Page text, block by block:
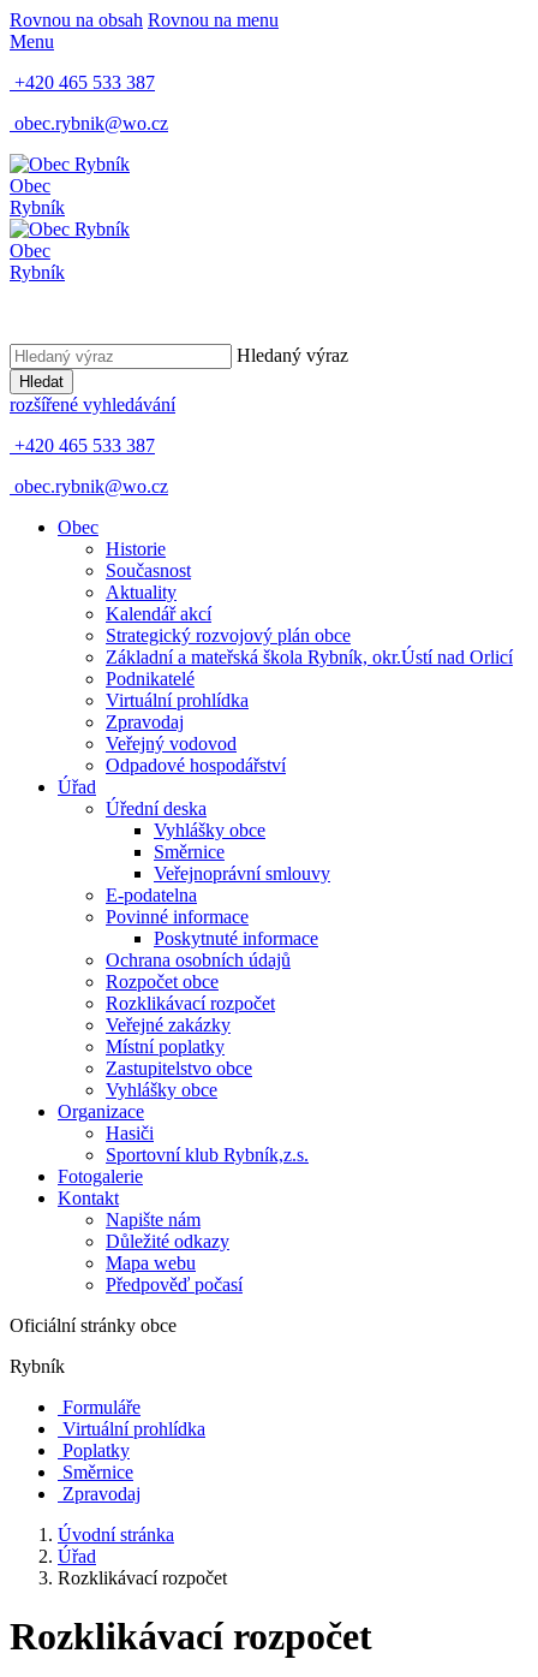
Rovnou na obsah Rovnou na menu
Menu
+420 465 533 387
obec.rybnik@wo.cz
Obec
Rybník
Obec
Rybník
Hledaný výraz
Hledat
rozšířené vyhledávání
+420 465 533 387
obec.rybnik@wo.cz
Obec
Historie
Současnost
Aktuality
Kalendář akcí
Strategický rozvojový plán obce
Základní a mateřská škola Rybník, okr.Ústí nad Orlicí
Podnikatelé
Virtuální prohlídka
Zpravodaj
Veřejný vodovod
Odpadové hospodářství
Úřad
Úřední deska
Vyhlášky obce
Směrnice
Veřejnoprávní smlouvy
E-podatelna
Povinné informace
Poskytnuté informace
Ochrana osobních údajů
Rozpočet obce
Rozklikávací rozpočet
Veřejné zakázky
Místní poplatky
Zastupitelstvo obce
Vyhlášky obce
Organizace
Hasiči
Sportovní klub Rybník,z.s.
Fotogalerie
Kontakt
Napište nám
Důležité odkazy
Mapa webu
Předpověď počasí
Oficiální stránky obce
Rybník
Formuláře
Virtuální prohlídka
Poplatky
Směrnice
Zpravodaj
Úvodní stránka
Úřad
Rozklikávací rozpočet
Rozklikávací rozpočet